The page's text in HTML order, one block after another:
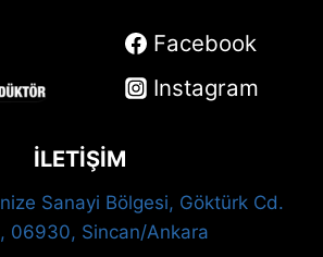
Facebook
Instagram
İLETİŞİM
Sanayi Bölgesi, Göktürk Cd.
06930, Sincan/Ankara